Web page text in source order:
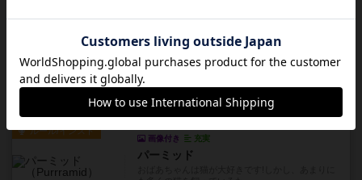
約9時間前by mob567
海兵隊
『Leathernec...
約10時間前by Chaco
ルール/インスト
画像付き 充実
パーミッド